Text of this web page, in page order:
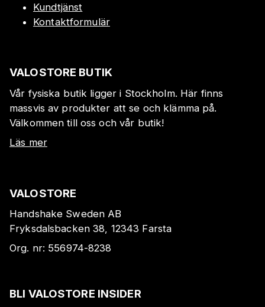
Kundtjänst
Kontaktformulär
VALOSTORE BUTIK
Vår fysiska butik ligger i Stockholm. Här finns
massvis av produkter att se och klämma på.
Välkommen till oss och vår butik!
Läs mer
VALOSTORE
Handshake Sweden AB
Fryksdalsbacken 38, 12343 Farsta
Org. nr: 556974-8238
BLI VALOSTORE INSIDER